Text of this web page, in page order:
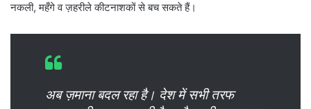
नकली, महँगे व ज़हरीले कीटनाशकों से बच सकते हैं।
अब ज़माना बदल रहा है। देश में सभी तरफ